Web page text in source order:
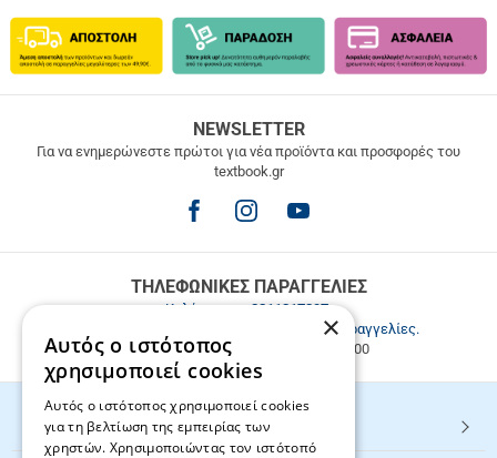
ΜΕΤΑΦΟΡΙΚΑ
άνω
NEWSLETTER
Για να ενημερώνεστε πρώτοι για νέα προϊόντα και προσφορές του
textbook.gr
ΤΗΛΕΦΩΝΙΚΕΣ ΠΑΡΑΓΓΕΛΙΕΣ
Καλέστε μας2811217297.
Εξυπηρέτηση πελατών & τηλεφωνικές παραγγελίες.
Δευ. - Παρ. 9:00-17:00, Σάβ. 9:00-15:00
HOT ΚΑΤΗΓΟΡΙΕΣ
×
Αυτός ο ιστότοπος
χρησιμοποιεί cookies
Αυτός ο ιστότοπος χρησιμοποιεί cookies
για τη βελτίωση της εμπειρίας των
χρηστών. Χρησιμοποιώντας τον ιστότοπό